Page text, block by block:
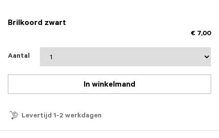
Brilkoord zwart
€ 7,00
Aantal
In winkelmand
Levertijd 1-2 werkdagen